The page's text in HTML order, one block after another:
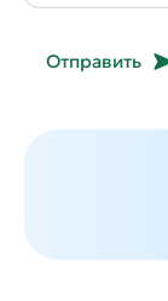
Отправить